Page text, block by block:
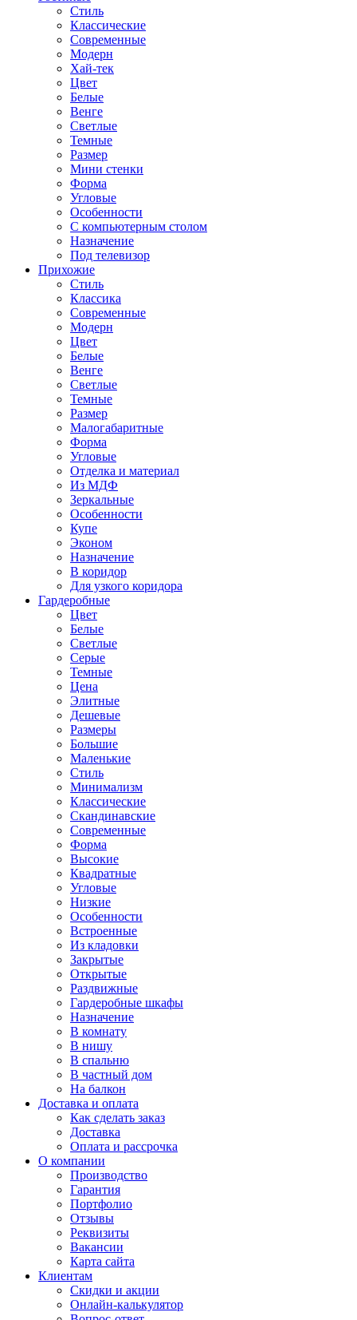
Стиль
Классические
Современные
Модерн
Хай-тек
Цвет
Белые
Венге
Светлые
Темные
Размер
Мини стенки
Форма
Угловые
Особенности
С компьютерным столом
Назначение
Под телевизор
Прихожие
Стиль
Классика
Современные
Модерн
Цвет
Белые
Венге
Светлые
Темные
Размер
Малогабаритные
Форма
Угловые
Отделка и материал
Из МДФ
Зеркальные
Особенности
Купе
Эконом
Назначение
В коридор
Для узкого коридора
Гардеробные
Цвет
Белые
Светлые
Серые
Темные
Цена
Элитные
Дешевые
Размеры
Большие
Маленькие
Стиль
Минимализм
Классические
Скандинавские
Современные
Форма
Высокие
Квадратные
Угловые
Низкие
Особенности
Встроенные
Из кладовки
Закрытые
Открытые
Раздвижные
Гардеробные шкафы
Назначение
В комнату
В нишу
В спальню
В частный дом
На балкон
Доставка и оплата
Как сделать заказ
Доставка
Оплата и рассрочка
О компании
Производство
Гарантия
Портфолио
Отзывы
Реквизиты
Вакансии
Карта сайта
Клиентам
Скидки и акции
Онлайн-калькулятор